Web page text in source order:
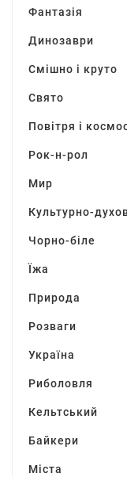
Фантазія
Динозаври
Смішно і круто
Свято
Повітря і
Рок-н-рол
Мир
Культурно-
Чорно-біле
Їжа
Природа
Розваги
Україна
Риболовля
Кельтський
Байкери
Міста